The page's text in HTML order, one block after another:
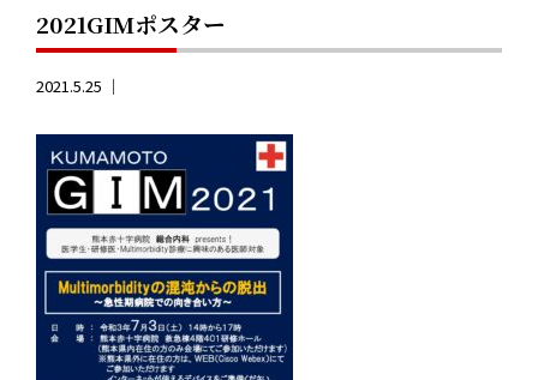
2021GIMポスター
2021.5.25 ｜